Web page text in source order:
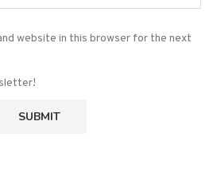
website in this browser for the next